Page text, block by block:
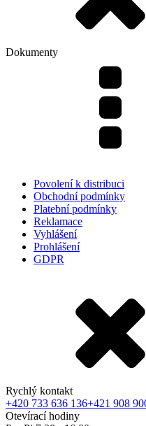
Dokumenty
Povolení k distribuci
Obchodní podmínky
Platební podmínky
Reklamace
Vyhlášení
Prohlášení
GDPR
Rychlý kontakt
+420 733 636 136+421 908
Otevírací hodiny